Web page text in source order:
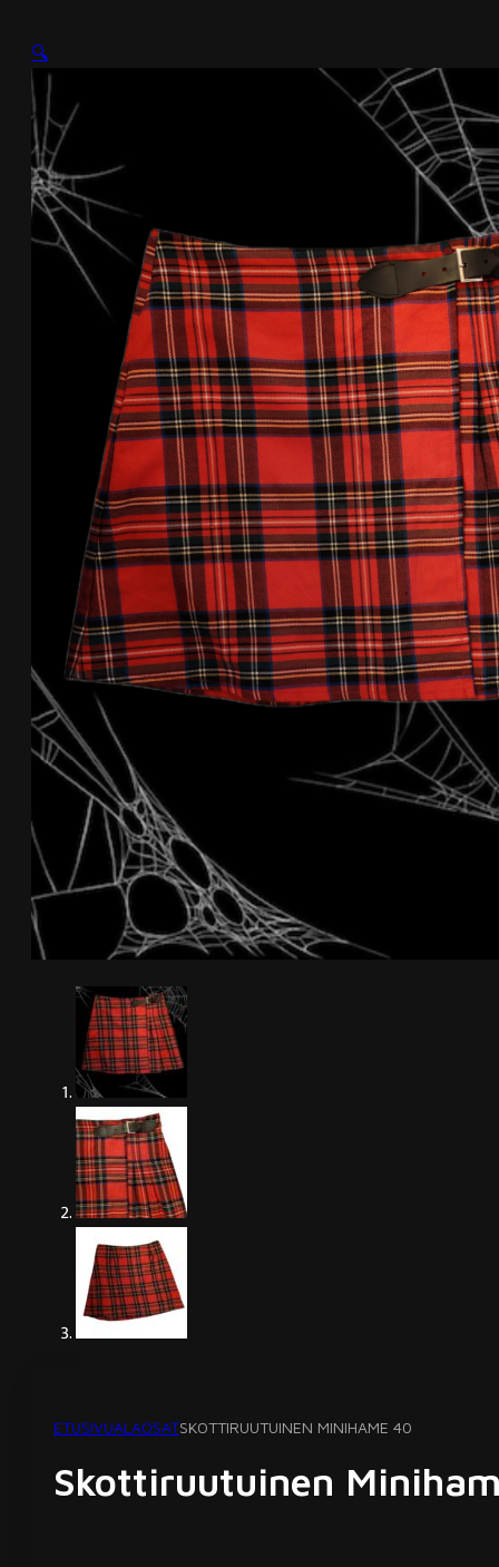
🔍
ETUSIVUALAOSATSKOTTIRUUTUINEN MINIHAME 40
Skottiruutuinen